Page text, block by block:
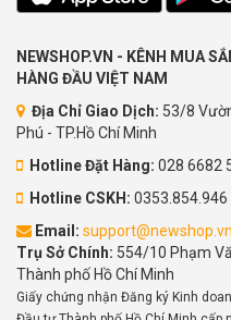
NEWSHOP.VN - KÊNH MUA
HÀNG ĐẦU VIỆT NAM
Địa Chỉ Giao Dịch: 53/8
Phú - TP.Hồ Chí Minh
Hotline Đặt Hàng: 028 6682
Hotline CSKH: 0353.854.946
Email: support@newshop.vn
Trụ Sở Chính: 554/10 Phạm
Thành phố Hồ Chí Minh
Giấy chứng nhận Đăng ký Kinh